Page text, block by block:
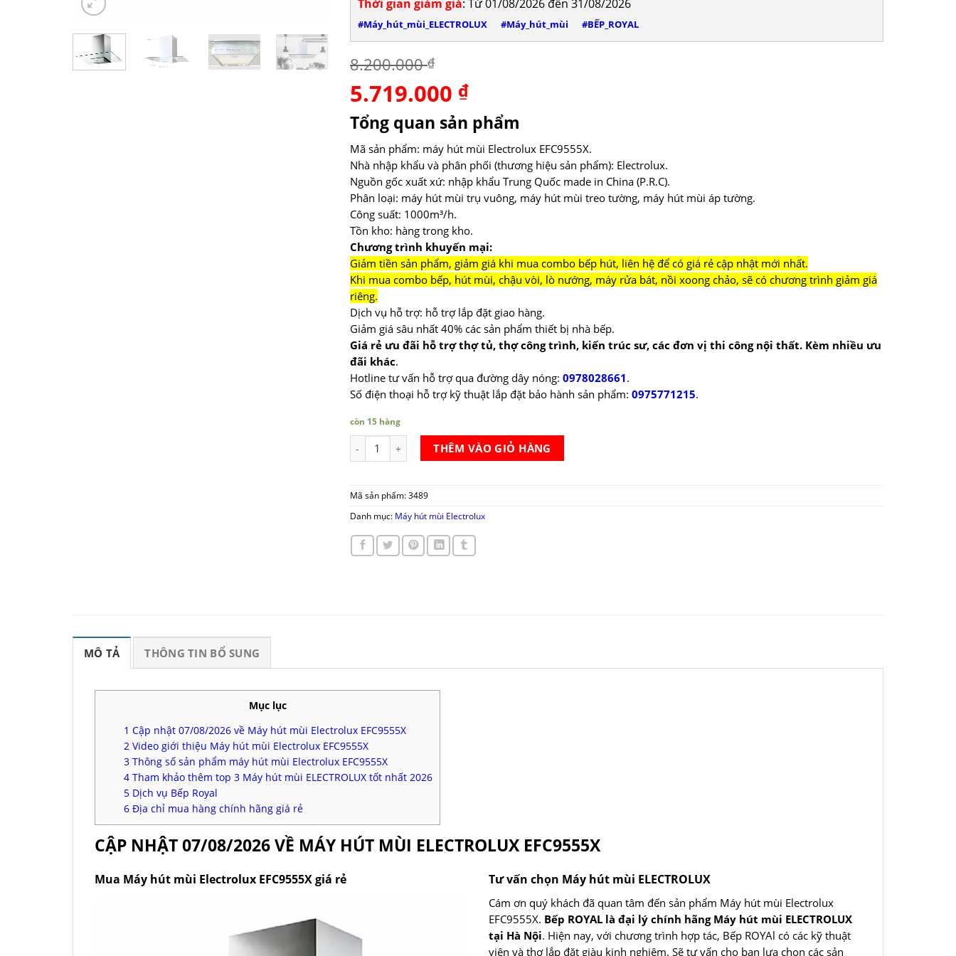
Thời gian giảm giá: Từ 01/08/2026 đến 31/08/2026
#Máy_hút_mùi_ELECTROLUX #Máy_hút_mùi #BẾP_ROYAL
8.200.000₫
Giá
gốc
là:
8.200.000 ₫.
5.719.000 ₫Giá
tại
là:
5.719.000 ₫.
Tổng quan sản phẩm
Mã sản phẩm: máy hút mùi Electrolux EFC9555X.
Nhà nhập khẩu và phân phối (thương hiệu sản phẩm): Electrolux.
Nguồn gốc xuất xứ: nhập khẩu Trung Quốc made in China (P.R.C).
Phân loại: máy hút mùi trụ vuông, máy hút mùi treo tường, máy hút mùi áp tường.
Công suất: 1000m³/h.
Tồn kho: hàng trong kho.
Chương trình khuyến mại:
Giảm tiền sản phẩm, giảm giá khi mua combo bếp hút, liên hệ để có giá rẻ cập nhật mới nhất.
Khi mua combo bếp, hút mùi, chậu vòi, lò nướng, máy rửa bát, nồi xoong chảo, sẽ có chương trình giảm giá
riêng.
Dịch vụ hỗ trợ: hỗ trợ lắp đặt giao hàng.
Giảm giá sâu nhất 40% các sản phẩm thiết bị nhà bếp.
Giá rẻ ưu đãi hỗ trợ thợ tủ, thợ công trình, kiến trúc sư, các đơn vị thi công nội thất. Kèm nhiều ưu
đãi khác.
Hotline tư vấn hỗ trợ qua đường dây nóng: 0978028661.
Số điện thoại hỗ trợ kỹ thuật lắp đặt bảo hành sản phẩm: 0975771215.
còn 15 hàng
Máy hút mùi Electrolux EFC9555X số lượng
THÊM VÀO GIỎ HÀNG
Mã sản phẩm: 3489
Danh mục: Máy hút mùi Electrolux
MÔ TẢ THÔNG TIN BỔ SUNG
Mục lục
1 Cập nhật 07/08/2026 về Máy hút mùi Electrolux EFC9555X
2 Video giới thiệu Máy hút mùi Electrolux EFC9555X
3 Thông số sản phẩm máy hút mùi Electrolux EFC9555X
4 Tham khảo thêm top 3 Máy hút mùi ELECTROLUX tốt nhất 2026
5 Dịch vụ Bếp Royal
6 Địa chỉ mua hàng chính hãng giá rẻ
CẬP NHẬT 07/08/2026 VỀ MÁY HÚT MÙI ELECTROLUX EFC9555X
Mua Máy hút mùi Electrolux EFC9555X giá rẻ Tư vấn chọn Máy hút mùi ELECTROLUX
Cám ơn quý khách đã quan tâm đến sản phẩm Máy hút mùi Electrolux
EFC9555X. Bếp ROYAL là đại lý chính hãng Máy hút mùi ELECTROLUX
tại Hà Nội. Hiện nay, với chương trình hợp tác, Bếp ROYAl có các kỹ thuật
viên và thợ lắp đặt giàu kinh nghiệm. Sẽ tư vấn cho bạn lựa chọn các sản